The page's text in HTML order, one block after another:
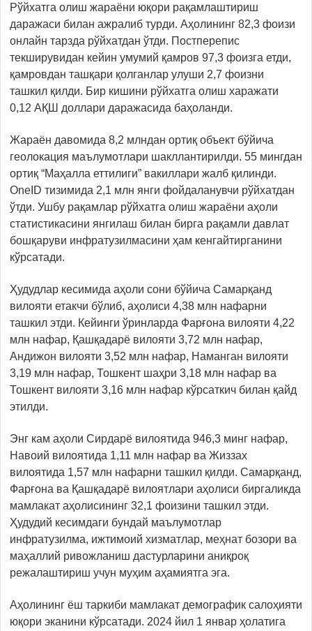
Рўйхатга олиш жараёни юқори рақамлаштириш
даражаси билан ажралиб турди. Аҳолининг 82,3 фоизи
онлайн тарзда рўйхатдан ўтди. Постперепис
текширувидан кейин умумий қамров 97,3 фоизга етди,
қамровдан ташқари қолганлар улуши 2,7 фоизни
ташкил қилди. Бир кишини рўйхатга олиш харажати
0,12 АҚШ доллари даражасида баҳоланди.
Жараён давомида 8,2 млндан ортиқ объект бўйича
геолокация маълумотлари шакллантирилди. 55 мингдан
ортиқ “Маҳалла еттилиги” вакиллари жалб қилинди.
OneID тизимида 2,1 млн янги фойдаланувчи рўйхатдан
ўтди. Ушбу рақамлар рўйхатга олиш жараёни аҳоли
статистикасини янгилаш билан бирга рақамли давлат
бошқаруви инфратузилмасини ҳам кенгайтирганини
кўрсатади.
Ҳудудлар кесимида аҳоли сони бўйича Самарқанд
вилояти етакчи бўлиб, аҳолиси 4,38 млн нафарни
ташкил этди. Кейинги ўринларда Фарғона вилояти 4,22
млн нафар, Қашқадарё вилояти 3,72 млн нафар,
Андижон вилояти 3,52 млн нафар, Наманган вилояти
3,19 млн нафар, Тошкент шаҳри 3,18 млн нафар ва
Тошкент вилояти 3,16 млн нафар кўрсаткич билан қайд
этилди.
Энг кам аҳоли Сирдарё вилоятида 946,3 минг нафар,
Навоий вилоятида 1,11 млн нафар ва Жиззах
вилоятида 1,57 млн нафарни ташкил қилди. Самарқанд,
Фарғона ва Қашқадарё вилоятлари аҳолиси биргаликда
мамлакат аҳолисининг 32,1 фоизини ташкил этди.
Ҳудудий кесимдаги бундай маълумотлар
инфратузилма, ижтимоий хизматлар, меҳнат бозори ва
маҳаллий ривожланиш дастурларини аниқроқ
режалаштириш учун муҳим аҳамиятга эга.
Аҳолининг ёш таркиби мамлакат демографик салоҳияти
юқори эканини кўрсатади. 2024 йил 1 январ ҳолатига